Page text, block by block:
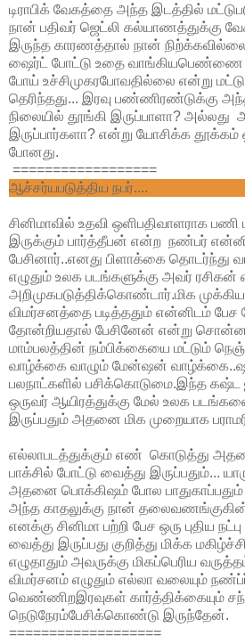
டிராபிக் வேகத்தை அந்த இடத்தில்
நான் பதிவர் ஜெட்லி கல்யாணத்துக்கு
இருந்த காரணத்தால் நான்
ஷைர்ட் போட்டு உதை வாங்கியபெண்ணை
போய் உச்சிமுகரபோவதில்லை என்று
தெரிந்தது... இரவு பண்ணிரண்டுக்கு
நிலையில் தூங்கி இருப்பாளா?
இருப்பார்களா? என்று யோசிக்க தூக்கம்
போனது.
==================
ஆச்சர்யபடுத்திய நபர்....
சினிமாவில் உதவி ஒளிபதிவாளராக பணி
இருக்கும் பார்த்தீபன் என்ற நண்பர்
பேசினார்..எனது பிளாக்கை தொடர்ந்து
எழுதும் உலக படங்களுக்கு அவர்
அறிமுகபடுத்திக்கொண்டார்.மிக
விமர்சனத்தை படித்ததும் என்னிடம்
தோன்றியதால் பேசினேன் என்று
மாம்பலத்தின் நம்பிக்கையை மட்டும்
வாழ்க்கை வாழும் மேன்ஷன்
பலநாட்களில் பசிக்கொடுமை.இந்த கஷ்ட
ஒருவர் ஆயிரத்துக்கு மேல் உலக
இருப்பதும் அதனை மிக முறையாக
எல்லாபடத்துக்கும் எண் கொடுத்து
பாக்சில் போட்டு வைத்து இருப்பதும்...
அதனை பொக்கிஷம் போல பாதுகாப்பதும்
அந்த காதலுக்கு நான்
எனக்கு சினிமா பற்றி பேச ஒரு புதிய
வைத்து இருப்பது குறித்து மிக்க
எழுதாதும் அவருக்கு மிகப்பெரிய
விமர்சனம் எழுதும் எல்லா வலையும்
வெண்ணிறஇரவுகள் கார்த்திக்கையும்
நெடுநேரம்பேசிக்கொண்டு இருந்தேன்.
===================